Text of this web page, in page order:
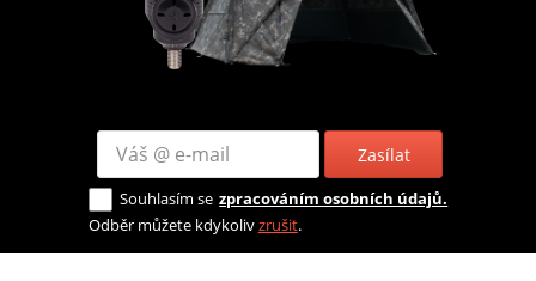
Zasílat
Souhlasím se zpracováním osobních údajů.
Odběr můžete kdykolivzrušit.